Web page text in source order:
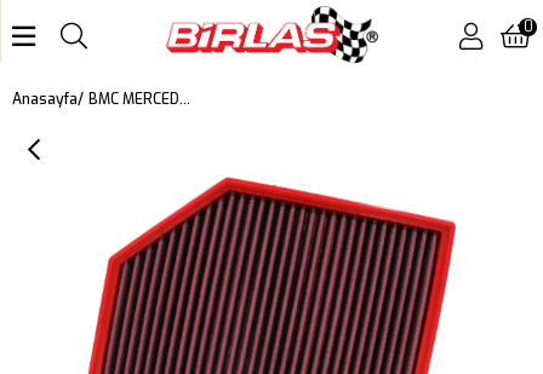
0
Anasayfa BMC MERCEDES CLA (C118,W118,X118) CLASS A (W177), CLASS B (W247), GLB (X247) KUTU İÇİ PERFORMANS HAVA FİLTRESİ FB01033